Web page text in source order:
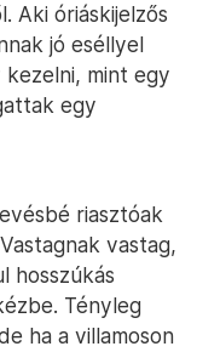
Aki óriáskijelzős
jó eséllyel
mint egy
egy
riasztóak
vastag,
hosszúkás
Tényleg
ha a villamoson